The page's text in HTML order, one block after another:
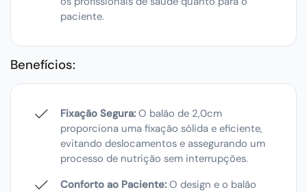
paciente.
Benefícios:
Fixação Segura: O balão de 2,0cm
proporciona uma fixação sólida e eficiente,
evitando deslocamentos e assegurando um
processo de nutrição sem interrupções.
Conforto ao Paciente: O design e o balão